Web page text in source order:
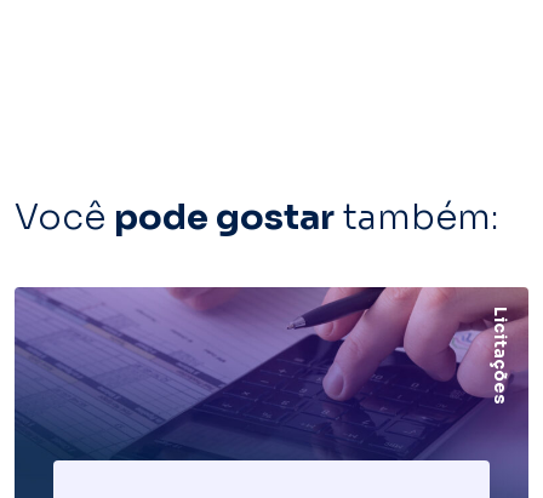
Você pode gostartambém:
Licitações